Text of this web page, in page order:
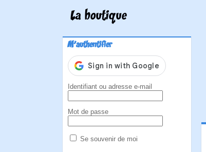
La boutique
M'authentifier
Identifiant ou adresse e-mail
Mot de passe
Se souvenir de moi